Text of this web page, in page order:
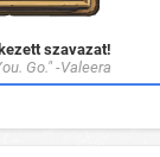
szavazat!
Go." -Valeera